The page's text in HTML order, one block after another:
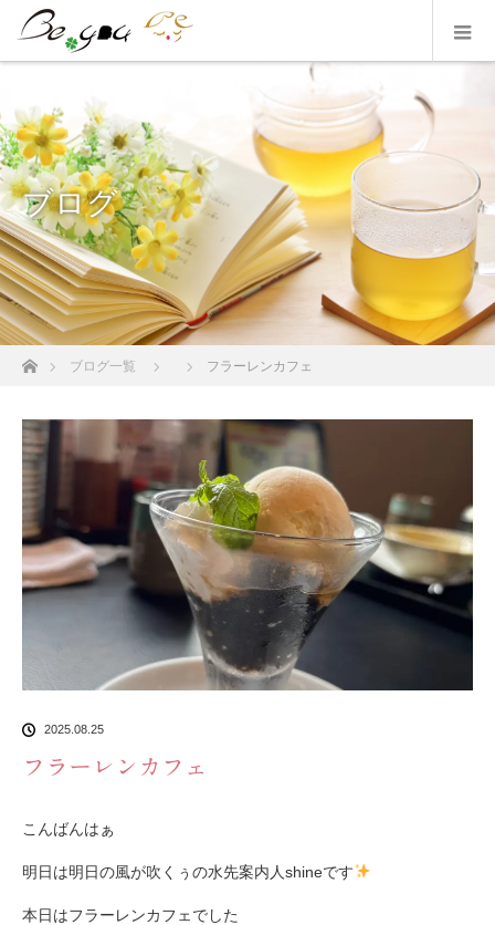
ブログ
ホームブログ一覧 フラーレンカフェ
2025.08.25
フラーレンカフェ
こんばんはぁ
明日は明日の風が吹くぅの水先案内人shineです
本日はフラーレンカフェでした